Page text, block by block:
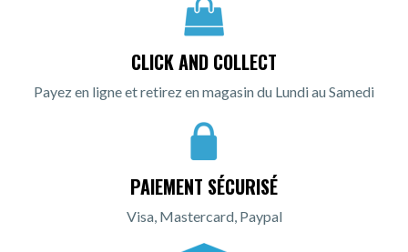
CLICK AND COLLECT
Payez en ligne et retirez en magasin du Lundi au Samedi
PAIEMENT SÉCURISÉ
Visa, Mastercard, Paypal